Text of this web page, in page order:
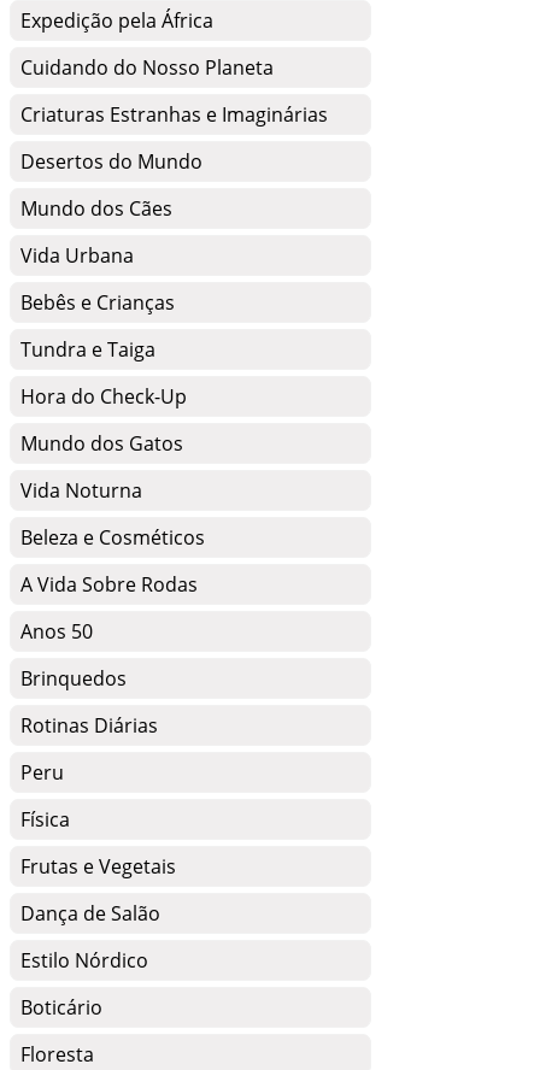
Expedição pela África
Cuidando do Nosso Planeta
Criaturas Estranhas e Imaginárias
Desertos do Mundo
Mundo dos Cães
Vida Urbana
Bebês e Crianças
Tundra e Taiga
Hora do Check-Up
Mundo dos Gatos
Vida Noturna
Beleza e Cosméticos
A Vida Sobre Rodas
Anos 50
Brinquedos
Rotinas Diárias
Peru
Física
Frutas e Vegetais
Dança de Salão
Estilo Nórdico
Boticário
Floresta